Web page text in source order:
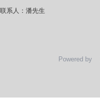
联系人：潘先生
Powered by